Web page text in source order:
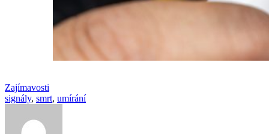
Zajímavosti
signály, smrt, umírání